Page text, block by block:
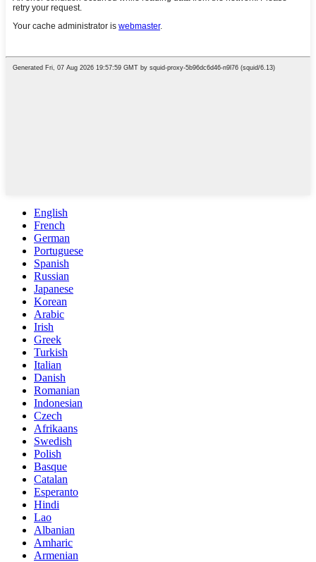
English
French
German
Portuguese
Spanish
Russian
Japanese
Korean
Arabic
Irish
Greek
Turkish
Italian
Danish
Romanian
Indonesian
Czech
Afrikaans
Swedish
Polish
Basque
Catalan
Esperanto
Hindi
Lao
Albanian
Amharic
Armenian